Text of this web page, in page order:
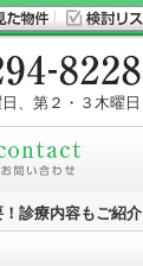
、第２・３木曜日
診療内容もご紹介